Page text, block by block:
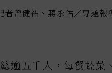
者曾健祐、蔣永佑／專題報
逾五千人，每餐蔬菜